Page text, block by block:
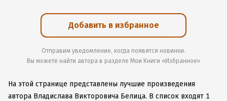
Добавить в избранное
Отправим уведомление, когда появятся новинки.
Вы можете найти автора в разделе Мои Книги «Избранное»
На этой странице представлены лучшие произведения
автора Владислава Викторовича Белица. В список входят 1